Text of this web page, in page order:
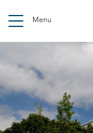
content
Menu